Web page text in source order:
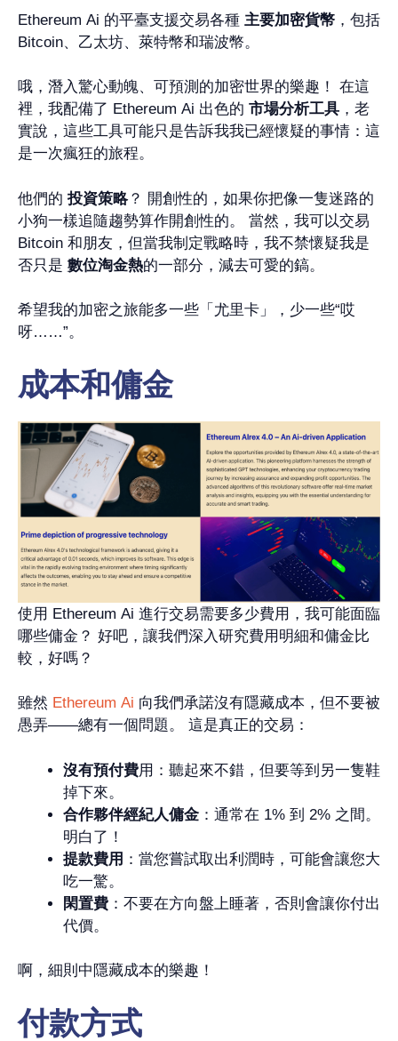
Ethereum Ai 的平臺支援交易各種 主要加密貨幣 ，包括
Bitcoin、乙太坊、萊特幣和瑞波幣。
哦，潛入驚心動魄、可預測的加密世界的樂趣！ 在這
裡，我配備了 Ethereum Ai 出色的 市場分析工具 ，老
實說，這些工具可能只是告訴我我已經懷疑的事情：這
是一次瘋狂的旅程。
他們的 投資策略？ 開創性的，如果你把像一隻迷路的
小狗一樣追隨趨勢算作開創性的。 當然，我可以交易
Bitcoin 和朋友，但當我制定戰略時，我不禁懷疑我是
否只是 數位淘金熱的一部分，減去可愛的鎬。
希望我的加密之旅能多一些「尤里卡」，少一些“哎
呀……”。
成本和傭金
使用 Ethereum Ai 進行交易需要多少費用，我可能面臨
哪些傭金？ 好吧，讓我們深入研究費用明細和傭金比
較，好嗎？
雖然 Ethereum Ai 向我們承諾沒有隱藏成本，但不要被
愚弄——總有一個問題。 這是真正的交易：
沒有預付費用：聽起來不錯，但要等到另一隻鞋
掉下來。
合作夥伴經紀人傭金 ：通常在 1% 到 2% 之間。
明白了！
提款費用 ：當您嘗試取出利潤時，可能會讓您大
吃一驚。
閑置費 ：不要在方向盤上睡著，否則會讓你付出
代價。
啊，細則中隱藏成本的樂趣！
付款方式